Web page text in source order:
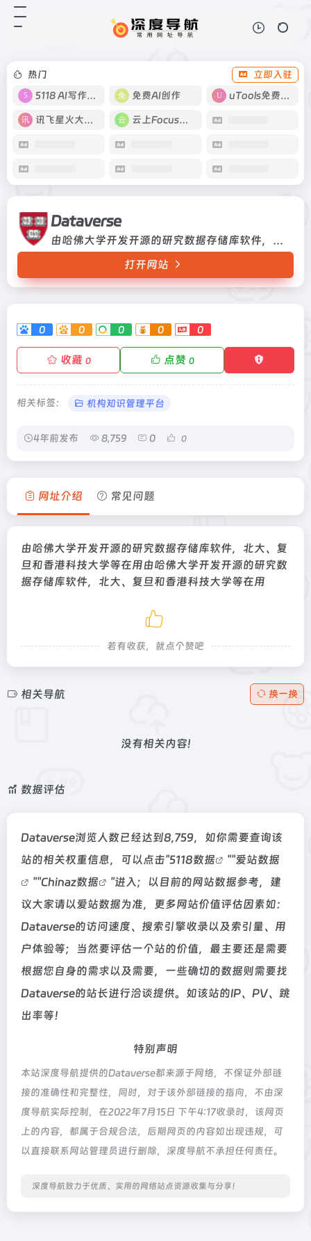
热门
立即入驻
5118 AI写作工具
免费AI创作 uTools免费工具箱
讯飞星火大模型 云上Focus接码
Dataverse
由哈佛大学开发开源的研究数据存储库软件，北大、复旦和香港科技大学等在用由哈佛大学开发开源的研究数据存储库软件，北大、复旦和香港科技大学等在用
打开网站
0 0 0 0 0
收藏 0 点赞 0
相关标签： 机构知识管理平台
4年前发布 8,759 0 0
库软件，北大、复旦和香港科技大学
等在用由哈佛大学开发开源的研究数
技大学等在用
网址介绍 常见问题
由哈佛大学开发开源的研究数据存储库软件，北大、复
旦和香港科技大学等在用由哈佛大学开发开源的研究数
据存储库软件，北大、复旦和香港科技大学等在用
若有收获，就点个赞吧
相关导航 换一换
没有相关内容!
数据评估
Dataverse浏览人数已经达到8,759，如你需要查询该
站的相关权重信息，可以点击"5118数据 ""爱站数据
""Chinaz数据
"进入；以目前的网站数据参考，建
议大家请以爱站数据为准，更多网站价值评估因素如：
Dataverse的访问速度、搜索引擎收录以及索引量、用
户体验等；当然要评估一个站的价值，最主要还是需要
根据您自身的需求以及需要，一些确切的数据则需要找
Dataverse的站长进行洽谈提供。如该站的IP、PV、跳
出率等！
特别声明
本站深度导航提供的Dataverse都来源于网络，不保证外部链
接的准确性和完整性，同时，对于该外部链接的指向，不由深
度导航实际控制，在2022年7月15日 下午4:17收录时，该网页
上的内容，都属于合规合法，后期网页的内容如出现违规，可
以直接联系网站管理员进行删除，深度导航不承担任何责任。
深度导航致力于优质、实用的网络站点资源收集与分享！